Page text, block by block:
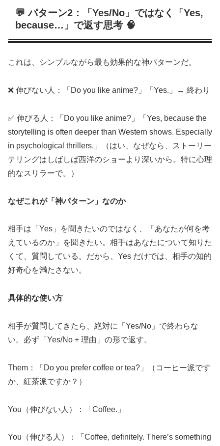
💬 パターン2：「Yes/No」ではなく「Yes,
because…」で返す思考 🧠
これは、シンプルながら最も効果的な神パターンだ。
❌ 伸びない人：「Do you like anime?」「Yes.」→ 終わり
✅ 伸びる人：「Do you like anime?」「Yes, because the
storytelling is often deeper than Western shows. Especially
in psychological thrillers.」（はい、なぜなら、ストーリー
テリングはしばしば西洋のショーより深いから。特に心理
的なスリラーで。）
なぜこれが「神パターン」なのか
相手は「Yes」を聞きたいのではなく、「あなたが何を考
えているのか」を聞きたい。相手はあなたについて知りた
くて、質問している。だから、Yes だけでは、相手の知的
好奇心を満たさない。
具体的な使い方
相手が質問してきたら、絶対に「Yes/No」で終わらな
い。必ず「Yes/No + 理由」の形で返す。
Them：「Do you prefer coffee or tea?」（コーヒー派です
か、紅茶派ですか？）
You（伸びない人）：「Coffee.」
You（伸びる人）：「Coffee, definitely. There’s something